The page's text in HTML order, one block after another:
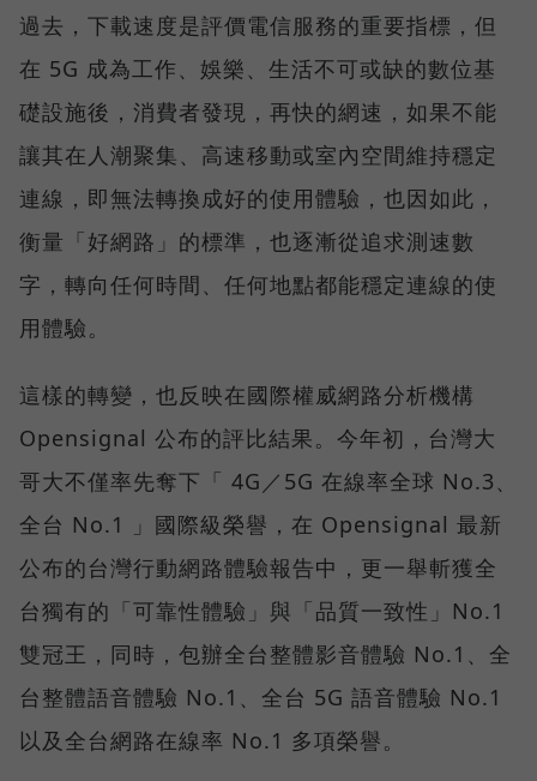
過去，下載速度是評價電信服務的重要指標，但
在 5G 成為工作、娛樂、生活不可或缺的數位基
礎設施後，消費者發現，再快的網速，如果不能
讓其在人潮聚集、高速移動或室內空間維持穩定
連線，即無法轉換成好的使用體驗，也因如此，
衡量「好網路」的標準，也逐漸從追求測速數
字，轉向任何時間、任何地點都能穩定連線的使
用體驗。
這樣的轉變，也反映在國際權威網路分析機構
Opensignal 公布的評比結果。今年初，台灣大
哥大不僅率先奪下「 4G／5G 在線率全球 No.3、
全台 No.1 」國際級榮譽，在 Opensignal 最新
公布的台灣行動網路體驗報告中，更一舉斬獲全
台獨有的「可靠性體驗」與「品質一致性」No.1
雙冠王，同時，包辦全台整體影音體驗 No.1、全
台整體語音體驗 No.1、全台 5G 語音體驗 No.1
以及全台網路在線率 No.1 多項榮譽。